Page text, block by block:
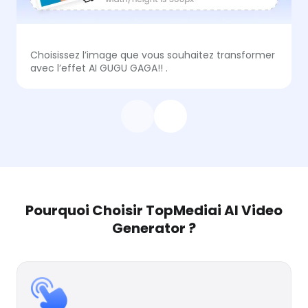
Choisissez l’image que vous souhaitez transformer
avec l’effet AI GUGU GAGA!! .
Pourquoi Choisir TopMediai AI Video
Generator ?